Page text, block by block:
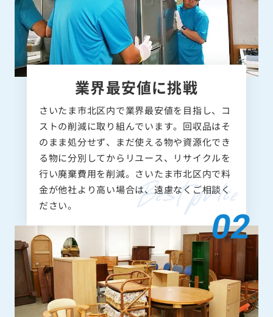
業界最安値に挑戦
さいたま市北区内で業界最安値を目指し、コ
ストの削減に取り組んでいます。回収品はそ
のまま処分せず、まだ使える物や資源化でき
る物に分別してからリユース、リサイクルを
行い廃棄費用を削減。さいたま市北区内で料
金が他社より高い場合は、遠慮なくご相談く
ださい。